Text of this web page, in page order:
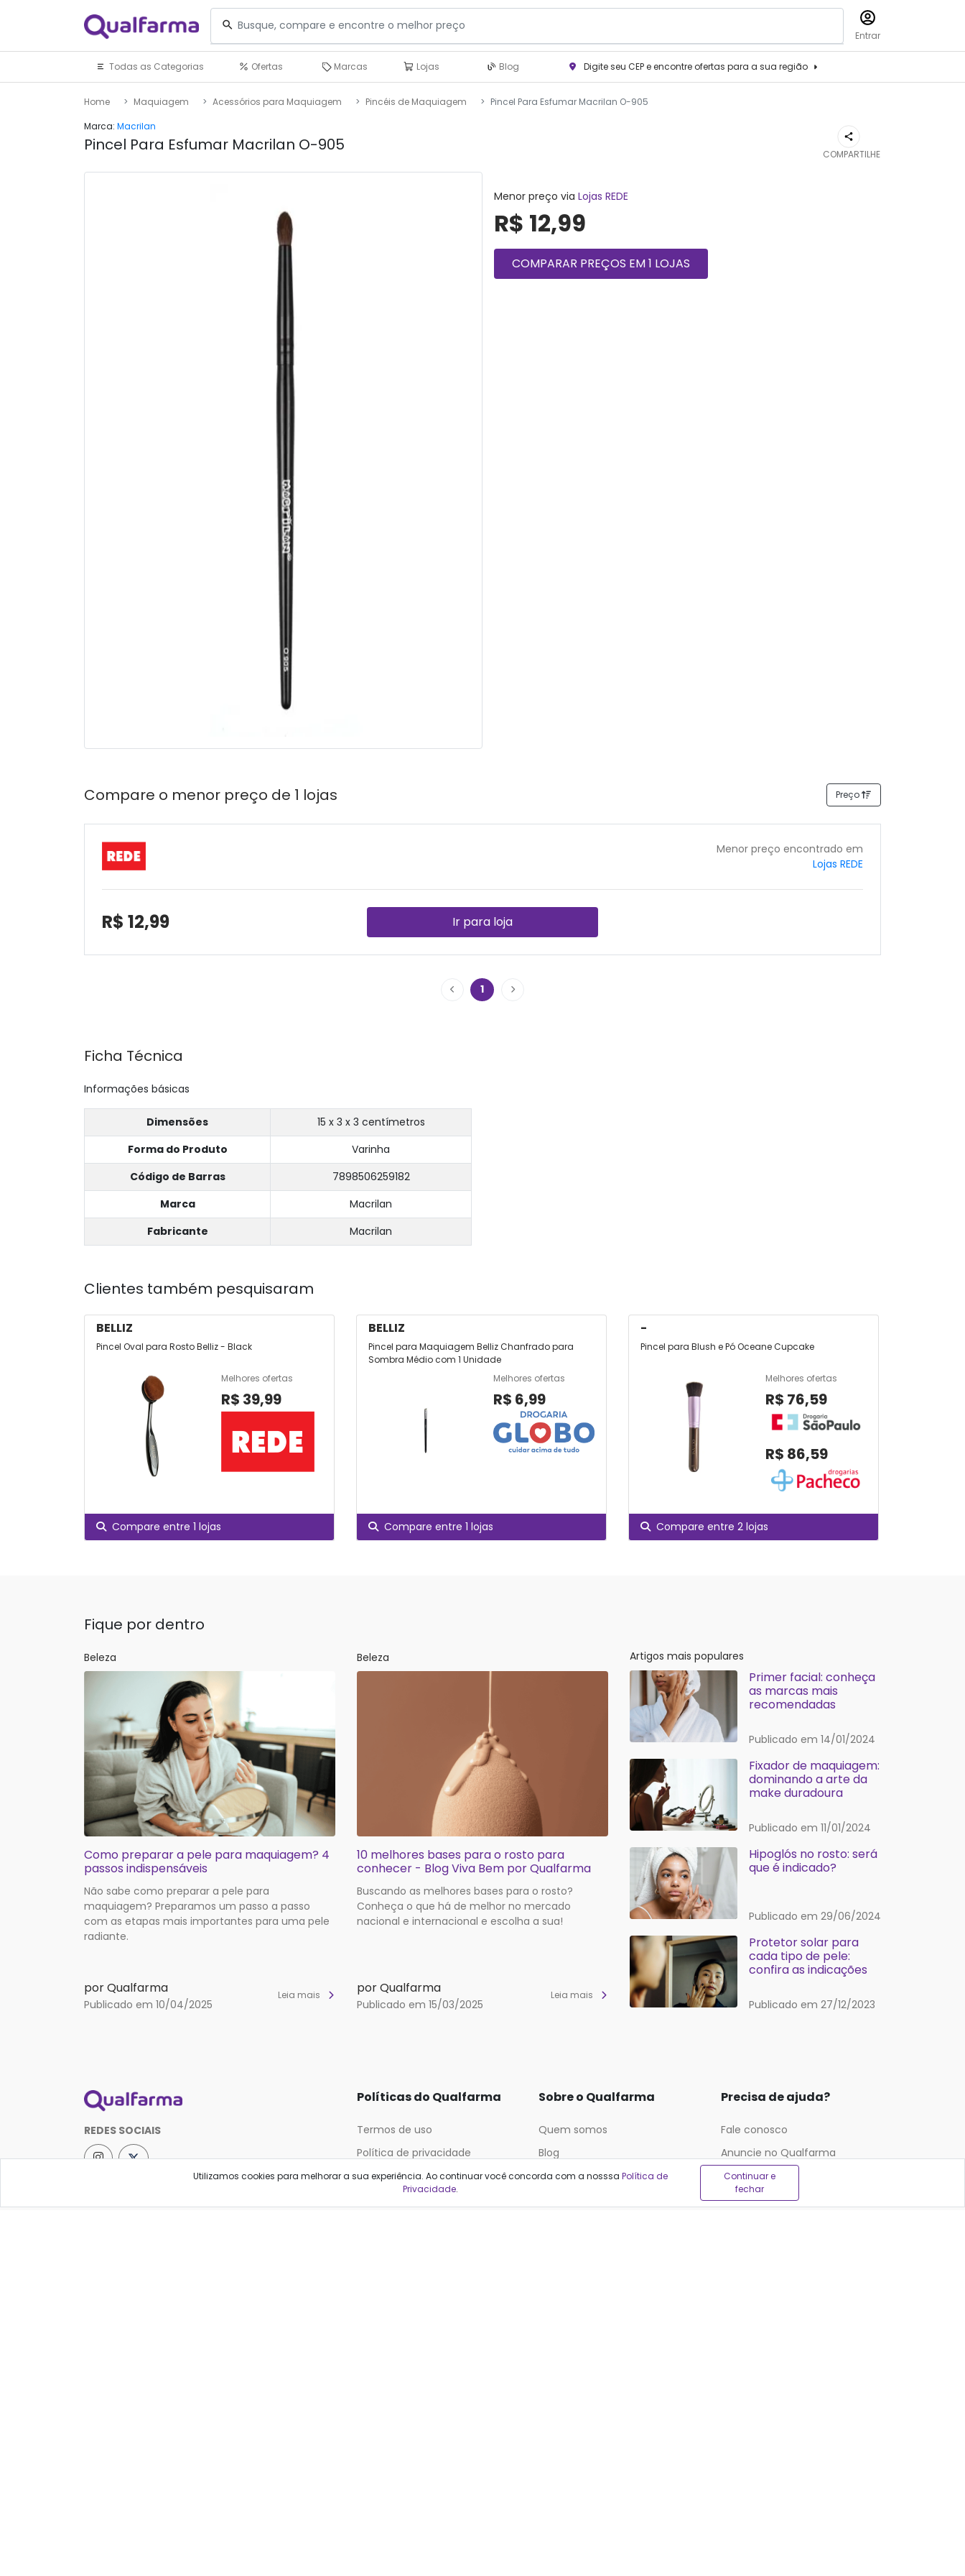
Entrar
Todas as Categorias Ofertas Marcas Lojas Blog Digite seu CEP e encontre ofertas para a sua região
Home Maquiagem Acessórios para Maquiagem Pincéis de Maquiagem
Pincel Para Esfumar Macrilan O-905
Marca: Macrilan
Pincel Para Esfumar Macrilan O-905 COMPARTILHE
Menor preço via Lojas REDE
R$ 12,99
COMPARAR PREÇOS EM 1 LOJAS
Compare o menor preço de 1 lojas Preço
Menor preço encontrado em
Lojas REDE
R$ 12,99 Ir para loja
1
Ficha Técnica
Informações básicas
Dimensões
15 x 3 x 3 centímetros
Forma do Produto
Varinha
Código de Barras
7898506259182
Marca
Macrilan
Fabricante
Macrilan
Clientes também pesquisaram
BELLIZ
Pincel Oval para Rosto Belliz - Black
Melhores ofertas
R$ 39,99
Compare entre 1 lojas
BELLIZ
Pincel para Maquiagem Belliz Chanfrado para
Sombra Médio com 1 Unidade
Melhores ofertas
R$ 6,99
Compare entre 1 lojas
-
Pincel para Blush e Pó Oceane Cupcake
Melhores ofertas
R$ 76,59
R$ 86,59
Compare entre 2 lojas
Fique por dentro
Beleza
Como preparar a pele para maquiagem? 4
passos indispensáveis
Não sabe como preparar a pele para
maquiagem? Preparamos um passo a passo
com as etapas mais importantes para uma pele
radiante.
por Qualfarma
Publicado em 10/04/2025
Leia mais
Beleza
10 melhores bases para o rosto para
conhecer - Blog Viva Bem por Qualfarma
Buscando as melhores bases para o rosto?
Conheça o que há de melhor no mercado
nacional e internacional e escolha a sua!
por Qualfarma
Publicado em 15/03/2025
Leia mais
Artigos mais populares
Primer facial: conheça
as marcas mais
recomendadas
Publicado em 14/01/2024
Fixador de maquiagem:
dominando a arte da
make duradoura
Publicado em 11/01/2024
Hipoglós no rosto: será
que é indicado?
Publicado em 29/06/2024
Protetor solar para
cada tipo de pele:
confira as indicações
Publicado em 27/12/2023
REDES SOCIAIS
Políticas do Qualfarma
Termos de uso
Política de privacidade
Política de proteção de dados
Sobre o Qualfarma
Quem somos
Blog
Precisa de ajuda?
Fale conosco
Anuncie no Qualfarma
Suporte
Utilizamos cookies para melhorar a sua experiência. Ao continuar você concorda com a nosssa Política de
Privacidade.
Continuar e
fechar